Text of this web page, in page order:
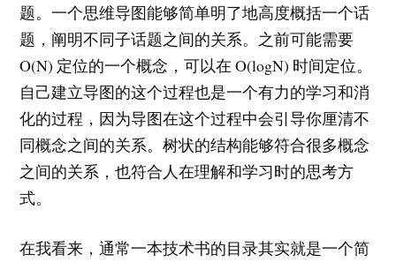
题。一个思维导图能够简单明了地高度概括一个话
题，阐明不同子话题之间的关系。之前可能需要
O(N) 定位的一个概念，可以在 O(logN) 时间定位。
自己建立导图的这个过程也是一个有力的学习和消
化的过程，因为导图在这个过程中会引导你厘清不
同概念之间的关系。树状的结构能够符合很多概念
之间的关系，也符合人在理解和学习时的思考方
式。
在我看来，通常一本技术书的目录其实就是一个简